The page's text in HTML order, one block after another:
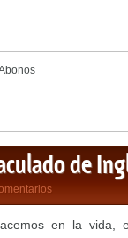
de
en la vida,